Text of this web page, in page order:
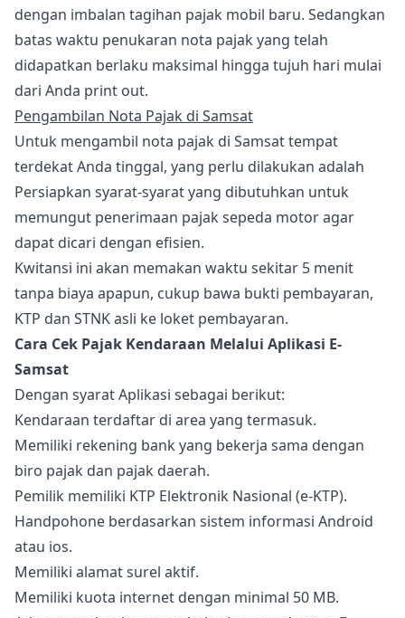
dengan imbalan tagihan pajak mobil baru. Sedangkan
batas waktu penukaran nota pajak yang telah
didapatkan berlaku maksimal hingga tujuh hari mulai
dari Anda print out.
Pengambilan Nota Pajak di Samsat
Untuk mengambil nota pajak di Samsat tempat
terdekat Anda tinggal, yang perlu dilakukan adalah
Persiapkan syarat-syarat yang dibutuhkan untuk
memungut penerimaan pajak sepeda motor agar
dapat dicari dengan efisien.
Kwitansi ini akan memakan waktu sekitar 5 menit
tanpa biaya apapun, cukup bawa bukti pembayaran,
KTP dan STNK asli ke loket pembayaran.
Cara Cek Pajak Kendaraan Melalui Aplikasi E-
Samsat
Dengan syarat Aplikasi sebagai berikut:
Kendaraan terdaftar di area yang termasuk.
Memiliki rekening bank yang bekerja sama dengan
biro pajak dan pajak daerah.
Pemilik memiliki KTP Elektronik Nasional (e-KTP).
Handpohone berdasarkan sistem informasi Android
atau ios.
Memiliki alamat surel aktif.
Memiliki kuota internet dengan minimal 50 MB.